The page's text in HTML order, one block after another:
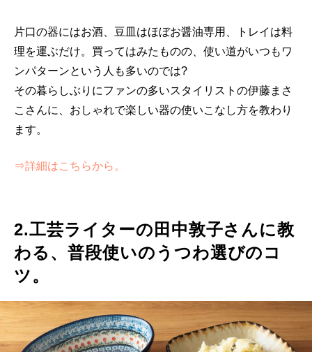
片口の器にはお酒、豆皿はほぼお醤油専用、トレイは料
理を運ぶだけ。買ってはみたものの、使い道がいつもワ
ンパターンという人も多いのでは?
その暮らしぶりにファンの多いスタイリストの伊藤まさ
こさんに、おしゃれで楽しい器の使いこなし方を教わり
ます。
⇒詳細はこちらから。
2.工芸ライターの田中敦子さんに教
わる、普段使いのうつわ選びのコ
ツ。